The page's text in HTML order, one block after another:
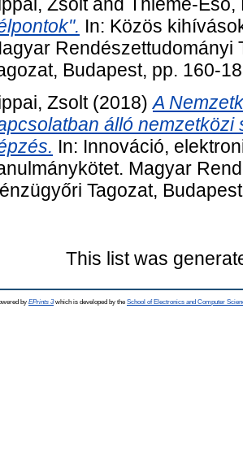
Zsoltand Thieme-Eső,
In: Közös
Rendészettudományi
Budapest, pp. 160-
Zsolt(2018)A
álló
In: Innováció,
Magyar
Tagozat,
This list was
by EPrints 3which is developed by the School of Electronics and Computer